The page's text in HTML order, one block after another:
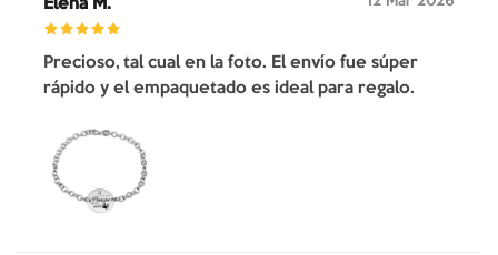
Elena M.
Precioso, tal cual en la foto. El envío fue súper
rápido y el empaquetado es ideal para regalo.